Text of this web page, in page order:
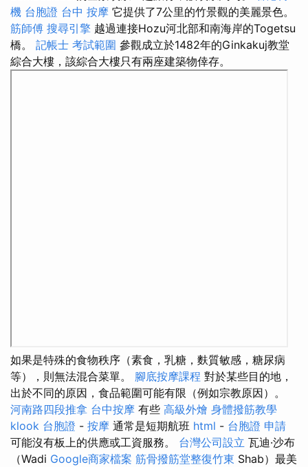
機 台胞證 台中 按摩 它提供了7公里的竹景觀的美麗景色。
筋師傅 搜尋引擎 越過連接Hozu河北部和南海岸的Togetsu
橋。 記帳士 考試範圍 參觀成立於1482年的Ginkakuj教堂
綜合大樓，該綜合大樓只有兩座建築物倖存。
如果是特殊的食物秩序（素食，乳糖，麩質敏感，糖尿病
等），則無法混合菜單。 腳底按摩課程 對於某些目的地，
出於不同的原因，食品範圍可能有限（例如宗教原因）。
河南路四段推拿 台中按摩 有些 高級外燴 身體撥筋教學
klook 台胞證 - 按摩 通常是短期航班 html - 台胞證 申請
可能沒有板上的供應或工資服務。 台灣公司設立 瓦迪·沙布
（Wadi Google商家檔案 筋骨撥筋堂整復竹東 Shab）最美